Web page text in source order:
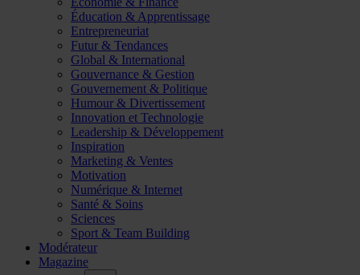
Éducation & Apprentissage
Entrepreneuriat
Futur & Tendances
Global & International
Gouvernance & Gestion
Gouvernement & Politique
Humour & Divertissement
Innovation et Technologie
Leadership & Développement
Inspiration
Marketing & Ventes
Motivation
Numérique & Internet
Santé & Soins
Sciences
Sport & Team Building
Modérateur
Magazine